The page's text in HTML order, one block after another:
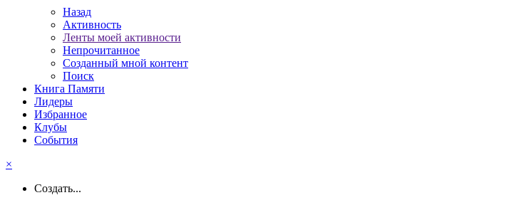
Назад
Активность
Ленты моей активности
Непрочитанное
Созданный мной контент
Поиск
Книга Памяти
Лидеры
Избранное
Клубы
События
×
Создать...